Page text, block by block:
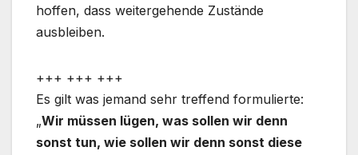
hoffen, dass weitergehende Zustände
ausbleiben.
+++ +++ +++
Es gilt was jemand sehr treffend formulierte:
„Wir müssen lügen, was sollen wir denn
sonst tun, wie sollen wir denn sonst diese